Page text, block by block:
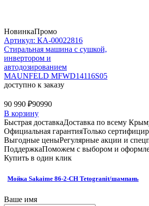
НовинкаПромо
Артикул: КА-00022816
Стиральная машина c сушкой,
инвертором и
автодозированием
MAUNFELD MFWD14116S05
доступно к заказу
90 990 ₽90990
В корзину
Быстрая доставкаДоставка по всему
Официальная гарантияТолько
Выгодные ценыРегулярные акции и
ПоддержкаПоможем с выбором и
Купить в один клик
Мойка Sakaime 86-2-СH Tetogranit/шампань
Ваше имя